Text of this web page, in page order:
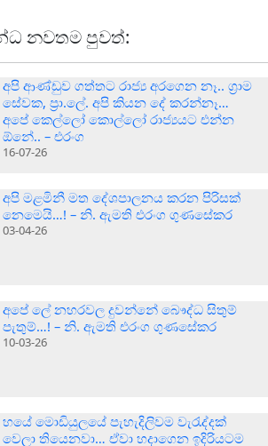
නවතම පුවත්:
අපි ආණ්ඩුව ගත්තට රාජ්‍ය අරගෙන නෑ.. ග‍්‍රාම
සේවක, ප‍්‍රා.ලේ. අපි කියන දේ කරන්නෑ…
අපේ කෙල්ලෝ කොල්ලෝ රාජ්‍යයට එන්න
ඕනේ.. – එරංග
16-07-26
අපි මළමිනී මත දේශපාලනය කරන පිරිසක්
නෙමෙයි…! – නි. ඇමති එරංග ගුණසේකර
03-04-26
අපේ ලේ නහරවල දුවන්නේ බෞද්ධ සිතුම්
පැතුම්…! – නි. ඇමති එරංග ගුණසේකර
10-03-26
හයේ මොඩියුලයේ පැහැදිලිවම වැරැද්දක්
වෙලා තියෙනවා… ඒවා හදාගෙන ඉදිරියටම